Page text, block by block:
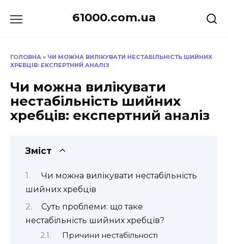
до
61000.com.ua
ГОЛОВНА » ЧИ МОЖНА ВИЛІКУВАТИ НЕСТАБІЛЬНІСТЬ ШИЙНИХ
ХРЕБЦІВ: ЕКСПЕРТНИЙ АНАЛІЗ
Чи можна вилікувати
нестабільність шийних
хребців: експертний аналіз
Зміст
Чи можна вилікувати нестабільність
шийних хребців
Суть проблеми: що таке
нестабільність шийних хребців?
Причини нестабільності